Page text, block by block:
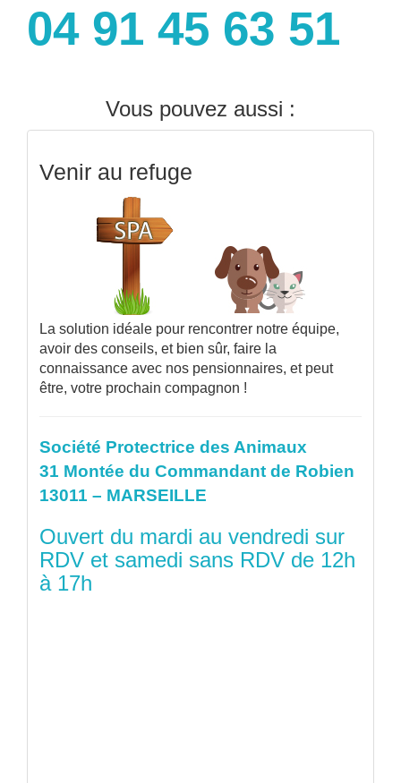
04 91 45 63 51
Vous pouvez aussi :
Venir au refuge
La solution idéale pour rencontrer notre équipe,
avoir des conseils, et bien sûr, faire la
connaissance avec nos pensionnaires, et peut
être, votre prochain compagnon !
Société Protectrice des Animaux
31 Montée du Commandant de Robien
13011 – MARSEILLE
Ouvert du mardi au vendredi sur
RDV et samedi sans RDV de 12h
à 17h